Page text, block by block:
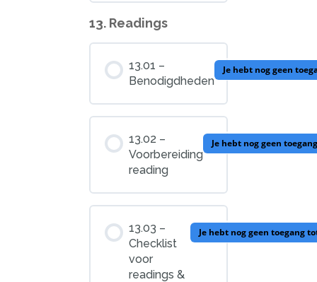
Dating
Connectie
les bijlage
0%
0/1
Ra Uru Hu over
relaties
13. Readings
13.01 –
Benodigdheden
Je hebt nog geen
13.02 –
Voorbereiding
reading
Je hebt nog geen
13.03 –
Checklist
voor
readings &
Je hebt nog geen toegang